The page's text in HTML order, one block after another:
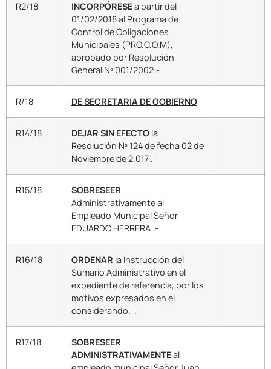
R2/18 INCORPÓRESEa partir del
01/02/2018 al Programa de
Control de Obligaciones
Municipales (PRO.C.O.M),
aprobado por Resolución
General Nº 001/2002.-
R/18 DE SECRETARIA DE GOBIERNO
R14/18 DEJAR SIN EFECTO la
Resolución Nº 124 de fecha 02 de
Noviembre de 2.017 .-
R15/18
SOBRESEER
Administrativamente al
Empleado Municipal Señor
EDUARDO HERRERA .-
R16/18 ORDENAR la Instrucción del
Sumario Administrativo en el
expediente de referencia, por los
motivos expresados en el
considerando.-.-
R17/18
SOBRESEER
ADMINISTRATIVAMENTEal